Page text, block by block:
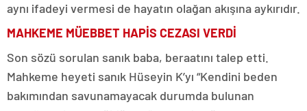
aynı ifadeyi vermesi de hayatın olağan akışına aykırıdır.
MAHKEME MÜEBBET HAPİS CEZASI VERDİ
Son sözü sorulan sanık baba, beraatını talep etti.
Mahkeme heyeti sanık Hüseyin K’yı “Kendini beden
bakımından savunamayacak durumda bulunan